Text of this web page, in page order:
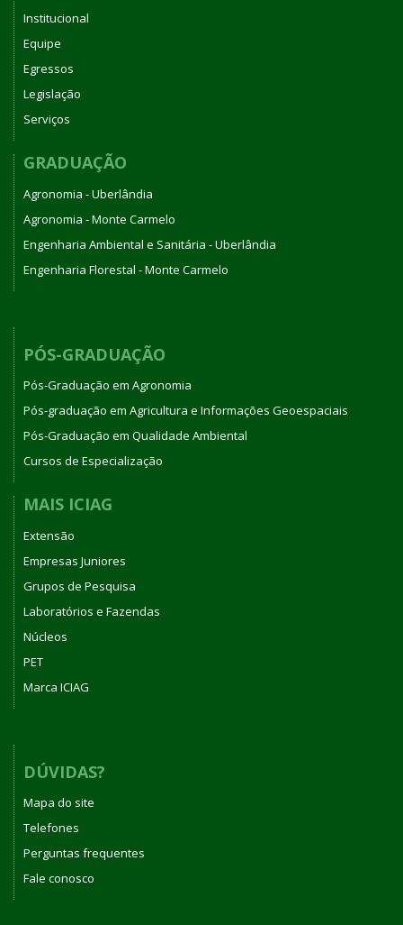
Institucional
Equipe
Egressos
Legislação
Serviços
GRADUAÇÃO
Agronomia - Uberlândia
Agronomia - Monte Carmelo
Engenharia Ambiental e Sanitária - Uberlândia
Engenharia Florestal - Monte Carmelo
PÓS-GRADUAÇÃO
Pós-Graduação em Agronomia
Pós-graduação em Agricultura e Informações Geoespaciais
Pós-Graduação em Qualidade Ambiental
Cursos de Especialização
MAIS ICIAG
Extensão
Empresas Juniores
Grupos de Pesquisa
Laboratórios e Fazendas
Núcleos
PET
Marca ICIAG
DÚVIDAS?
Mapa do site
Telefones
Perguntas frequentes
Fale conosco